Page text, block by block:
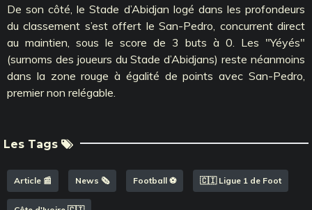
De son côté, le Stade d’Abidjan logé dans les profondeurs
du classement s’est offert le San-Pedro, concurrent direct
au maintien, sous le score de 3 buts à 0. Les "Yéyés"
(surnoms des joueurs du Stade d’Abidjans) reste néanmoins
dans la zone rouge à égalité de points avec San-Pedro,
premier non relégable.
Les Tags
Article 📰 News 🗞️ Football ⚽️ 🇨🇮 Ligue 1 de Foot